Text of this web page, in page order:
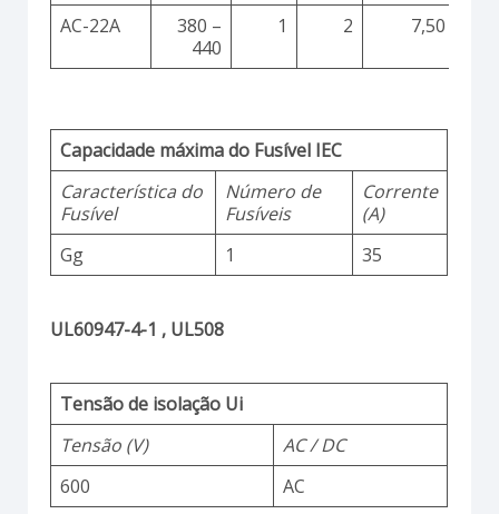
AC-22A
380 –
440
1 2 7,50
Capacidade máxima do Fusível IEC
Característica do
Fusível
Número de
Fusíveis
Corrente
(A)
Gg
1 35
UL60947-4-1 , UL508
Tensão de isolação Ui
Tensão (V)
AC / DC
600
AC